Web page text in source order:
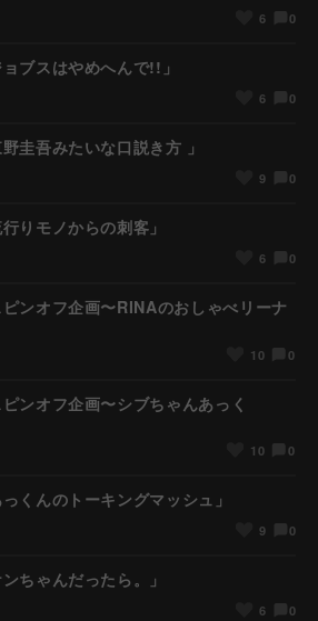
6 0
ブスはやめへんで!!」
6 0
圭吾みたいな口説き方 」
9 0
りモノからの刺客」
6 0
ンオフ企画〜RINAのおしゃべリーナ
10 0
ンオフ企画〜シブちゃんあっく
10 0
くんのトーキングマッシュ」
9 0
ちゃんだったら。」
6 0